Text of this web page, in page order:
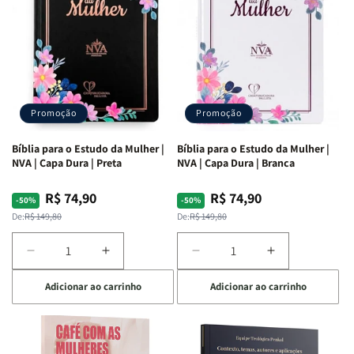
Promoção
Bíblia para o Estudo da Mulher |
NVA | Capa Dura | Preta
-50%
Preço
normal
De:R$ 149,80
Preço
promocional
R$ 74,90
Diminuir
a
quantidade
de
Bíblia
para
Aumentar
a
quantidade
de
Bíblia
para
Adicionar ao carrinho
Promoção
Bíblia para o Estudo da Mulher |
NVA | Capa Dura | Branca
-50%
Preço
normal
De:R$ 149,80
Preço
promocional
R$ 74,90
Diminuir
a
quantidade
de
Bíblia
Aumentar
a
quantidade
de
Bíblia
para
Adicionar ao carrinho